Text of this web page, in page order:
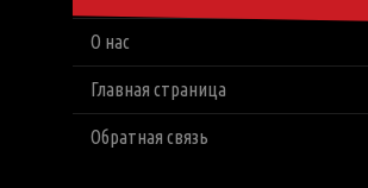
О нас
Главная страница
Обратная связь